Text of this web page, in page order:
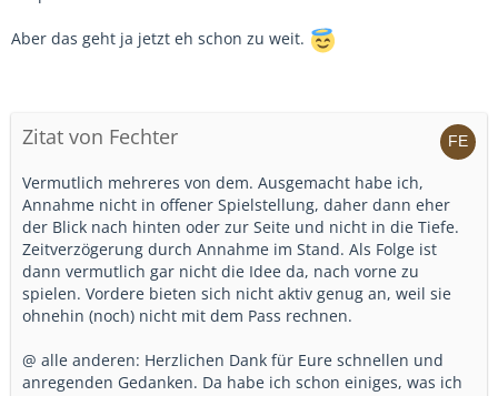
Aber das geht ja jetzt eh schon zu weit.
Zitat von Fechter
Vermutlich mehreres von dem. Ausgemacht habe ich,
Annahme nicht in offener Spielstellung, daher dann eher
der Blick nach hinten oder zur Seite und nicht in die Tiefe.
Zeitverzögerung durch Annahme im Stand. Als Folge ist
dann vermutlich gar nicht die Idee da, nach vorne zu
spielen. Vordere bieten sich nicht aktiv genug an, weil sie
ohnehin (noch) nicht mit dem Pass rechnen.
@ alle anderen: Herzlichen Dank für Eure schnellen und
anregenden Gedanken. Da habe ich schon einiges, was ich